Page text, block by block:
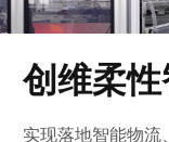
创维柔
实现落地智能物流